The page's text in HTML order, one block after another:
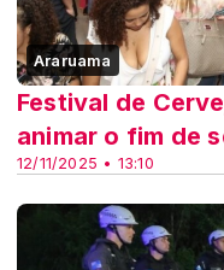
Araruama
12/11/2025 • 13:10
Festival de
animar o fim de